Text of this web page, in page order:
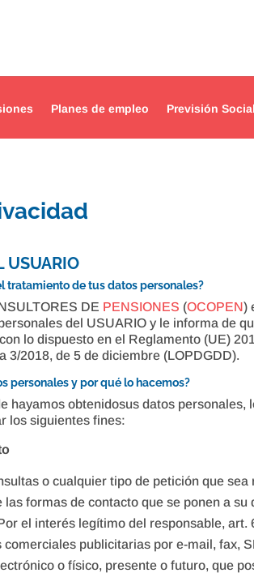
Planes de empleo Previsión Social
USUARIO
tratamiento de tus datos personales?
DE PENSIONES (OCOPEN)
del USUARIO y le informa de
lo dispuesto en el Reglamento (UE)
3/2018, de 5 de diciembre (LOPDGDD).
personales y por qué lo hacemos?
hayamos obtenidosus datos personales,
los siguientes fines:
o cualquier tipo de petición que sea
formas de contacto que se ponen a su
el interés legítimo del responsable, art.
publicitarias por e-mail, fax,
o físico, presente o futuro, que